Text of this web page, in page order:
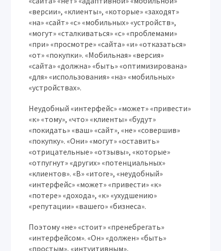
«версии», «клиенты», «которые» «заходят»
«на» «сайт» «с» «мобильных» «устройств»,
«могут» «сталкиваться» «с» «проблемами»
«при» «просмотре» «сайта» «и» «отказаться»
«от» «покупки». «Мобильная» «версия»
«сайта» «должна» «быть» «оптимизирована»
«для» «использования» «на» «мобильных»
«устройствах».
Неудобный «интерфейс» «может» «привести»
«к» «тому», «что» «клиенты» «будут»
«покидать» «ваш» «сайт», «не» «совершив»
«покупку». «Они» «могут» «оставить»
«отрицательные» «отзывы», «которые»
«отпугнут» «других» «потенциальных»
«клиентов». «В» «итоге», «неудобный»
«интерфейс» «может» «привести» «к»
«потере» «дохода», «к» «ухудшению»
«репутации» «вашего» «бизнеса».
Поэтому «не» «стоит» «пренебрегать»
«интерфейсом». «Он» «должен» «быть»
«простым», «интуитивным»,